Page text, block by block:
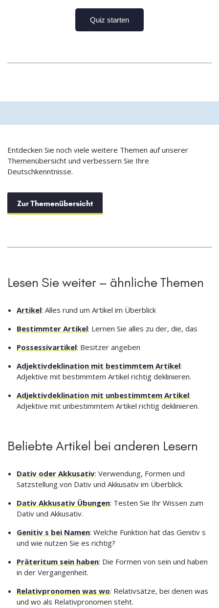
Entdecken Sie noch viele weitere Themen auf unserer
Themenübersicht und verbessern Sie Ihre
Deutschkenntnisse.
Zur Themenübersicht
Lesen Sie weiter – ähnliche Themen
Artikel: Alles rund um Artikel im Überblick
Bestimmter Artikel: Lernen Sie alles zu der, die, das
Possessivartikel: Besitzer angeben
Adjektivdeklination mit bestimmtem Artikel:
Adjektive mit bestimmtem Artikel richtig deklinieren.
Adjektivdeklination mit unbestimmtem Artikel:
Adjektive mit unbestimmtem Artikel richtig deklinieren.
Beliebte Artikel bei anderen Lesern
Dativ oder Akkusativ: Verwendung, Formen und
Satzstellung von Dativ und Akkusativ im Überblick.
Dativ Akkusativ Übungen: Testen Sie Ihr Wissen zum
Dativ und Akkusativ.
Genitiv s bei Namen: Welche Funktion hat das Genitiv s
und wie nutzen Sie es richtig?
Präteritum sein haben: Die Formen von sein und haben
in der Vergangenheit.
Relativpronomen was wo: Relativsätze, bei denen was
und wo als Relativpronomen steht.